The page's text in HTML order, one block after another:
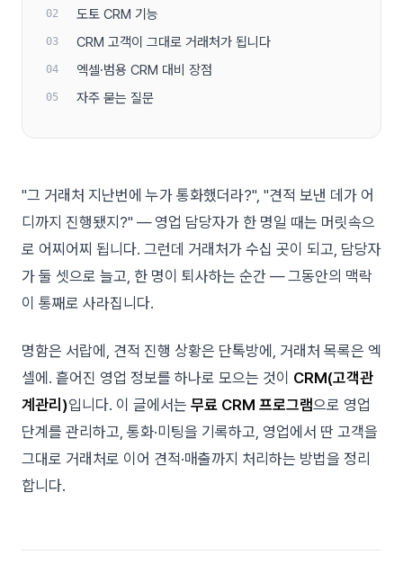
도토 CRM 기능
CRM 고객이 그대로 거래처가 됩니다
엑셀·범용 CRM 대비 장점
자주 묻는 질문
"그 거래처 지난번에 누가 통화했더라?", "견적 보낸 데가 어
디까지 진행됐지?" — 영업 담당자가 한 명일 때는 머릿속으
로 어찌어찌 됩니다. 그런데 거래처가 수십 곳이 되고, 담당자
가 둘 셋으로 늘고, 한 명이 퇴사하는 순간 — 그동안의 맥락
이 통째로 사라집니다.
명함은 서랍에, 견적 진행 상황은 단톡방에, 거래처 목록은 엑
셀에. 흩어진 영업 정보를 하나로 모으는 것이 CRM(고객관
계관리)입니다. 이 글에서는 무료 CRM 프로그램으로 영업
단계를 관리하고, 통화·미팅을 기록하고, 영업에서 딴 고객을
그대로 거래처로 이어 견적·매출까지 처리하는 방법을 정리
합니다.